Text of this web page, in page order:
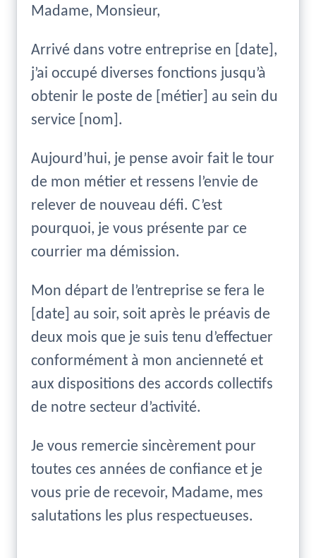
Madame, Monsieur,
Arrivé dans votre entreprise en [date],
j’ai occupé diverses fonctions jusqu’à
obtenir le poste de [métier] au sein du
service [nom].
Aujourd’hui, je pense avoir fait le tour
de mon métier et ressens l’envie de
relever de nouveau défi. C’est
pourquoi, je vous présente par ce
courrier ma démission.
Mon départ de l’entreprise se fera le
[date] au soir, soit après le préavis de
deux mois que je suis tenu d’effectuer
conformément à mon ancienneté et
aux dispositions des accords collectifs
de notre secteur d’activité.
Je vous remercie sincèrement pour
toutes ces années de confiance et je
vous prie de recevoir, Madame, mes
salutations les plus respectueuses.